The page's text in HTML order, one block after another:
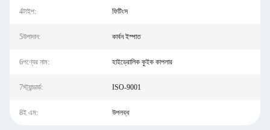
4টাইপ: ফিটিংস
5উপাদান: কার্বন ইস্পাত
6পণ্যের নাম: হাইড্রোলিক কুইক কাপলার
7স্ট্যান্ডার্ড: ISO-9001
8ই এম: উপলব্ধ